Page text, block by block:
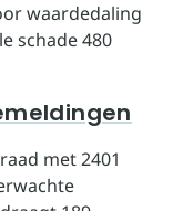
waardedaling
schade 480
met 2401